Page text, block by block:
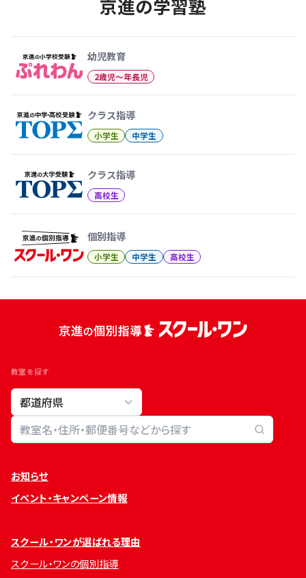
京進の学習塾
幼児教育
2歳児〜年長児
クラス指導
小学生 中学生
クラス指導
高校生
個別指導
小学生 中学生 高校生
教室を探す
教室検索
お知らせ
イベント・キャンペーン情報
スクール・ワンが選ばれる理由
スクール・ワンの個別指導